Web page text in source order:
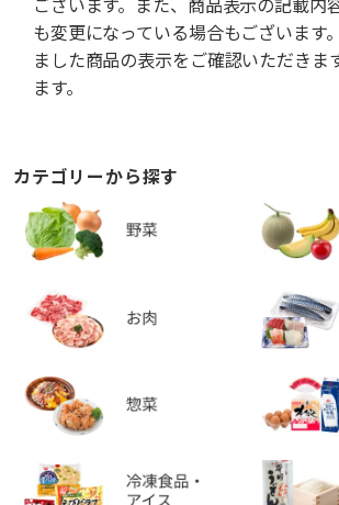
ございます。また、商品表示の記載内
も変更になっている場合もございます
ました商品の表示をご確認いただきま
ます。
カテゴリーから探す